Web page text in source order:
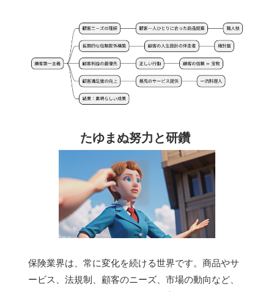
たゆまぬ努力と研鑽
保険業界は、常に変化を続ける世界です。商品やサ
ービス、法規制、顧客のニーズ、市場の動向など、